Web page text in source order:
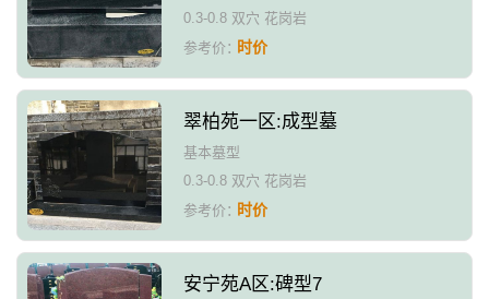
0.3-0.8 双穴 花岗岩
参考价：时价
翠柏苑一区:成型墓
基本墓型
0.3-0.8 双穴 花岗岩
参考价：时价
安宁苑A区:碑型7